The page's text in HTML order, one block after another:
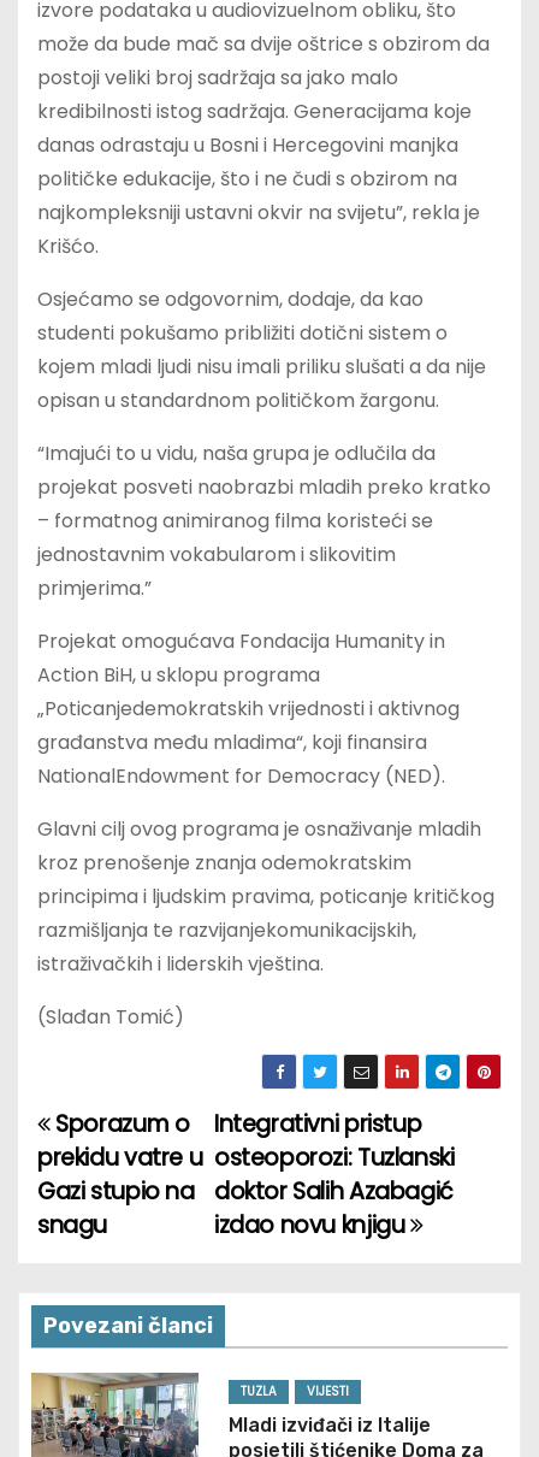
izvore podataka u audiovizuelnom obliku, što
može da bude mač sa dvije oštrice s obzirom da
postoji veliki broj sadržaja sa jako malo
kredibilnosti istog sadržaja. Generacijama koje
danas odrastaju u Bosni i Hercegovini manjka
političke edukacije, što i ne čudi s obzirom na
najkompleksniji ustavni okvir na svijetu”, rekla je
Krišćo.
Osjećamo se odgovornim, dodaje, da kao
studenti pokušamo približiti dotični sistem o
kojem mladi ljudi nisu imali priliku slušati a da nije
opisan u standardnom političkom žargonu.
“Imajući to u vidu, naša grupa je odlučila da
projekat posveti naobrazbi mladih preko kratko
– formatnog animiranog filma koristeći se
jednostavnim vokabularom i slikovitim
primjerima.”
Projekat omogućava Fondacija Humanity in
Action BiH, u sklopu programa
„Poticanjedemokratskih vrijednosti i aktivnog
građanstva među mladima“, koji finansira
NationalEndowment for Democracy (NED).
Glavni cilj ovog programa je osnaživanje mladih
kroz prenošenje znanja odemokratskim
principima i ljudskim pravima, poticanje kritičkog
razmišljanja te razvijanjekomunikacijskih,
istraživačkih i liderskih vještina.
(Slađan Tomić)
P
o
s
n
a
v
Integrativni pristup
osteoporozi: Tuzlanski
doktor Salih Azabagić
izdao novu knjigu
Sporazum o
prekidu vatre u
Gazi stupio na
snagu
Povezani članci
TUZLA VIJESTI
Mladi izviđači iz Italije
posjetili štićenike Doma za